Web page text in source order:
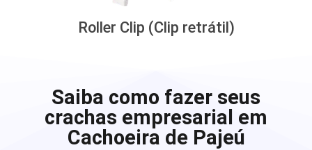
Roller Clip (Clip retrátil)
Saiba como fazer seus
crachas empresarial em
Cachoeira de Pajeú